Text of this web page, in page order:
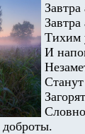
Завтра
Тихим
И